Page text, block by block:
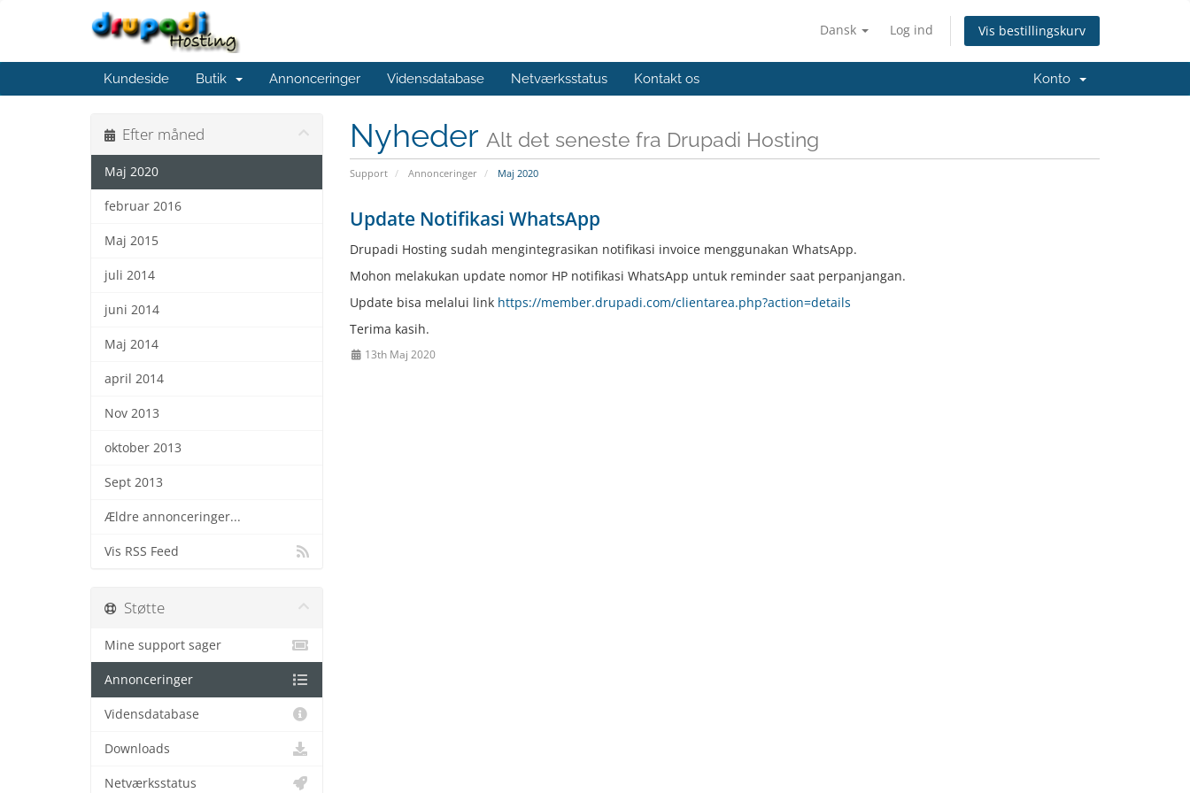
Dansk Log ind Vis bestillingskurv
Kundeside Butik Annonceringer Vidensdatabase Netværksstatus Kontakt os Konto
Nyheder Alt det seneste fra Drupadi Hosting
Support Annonceringer Maj 2020
Efter måned
Maj 2020
februar 2016
Maj 2015
juli 2014
juni 2014
Maj 2014
april 2014
Nov 2013
oktober 2013
Sept 2013
Ældre annonceringer...
Vis RSS Feed
Update Notifikasi WhatsApp
Drupadi Hosting sudah mengintegrasikan notifikasi invoice menggunakan WhatsApp.
Mohon melakukan update nomor HP notifikasi WhatsApp untuk reminder saat perpanjangan.
Update bisa melalui link https://member.drupadi.com/clientarea.php?action=details
Terima kasih.
13th Maj 2020
Støtte
Mine support sager
Annonceringer
Vidensdatabase
Downloads
Netværksstatus